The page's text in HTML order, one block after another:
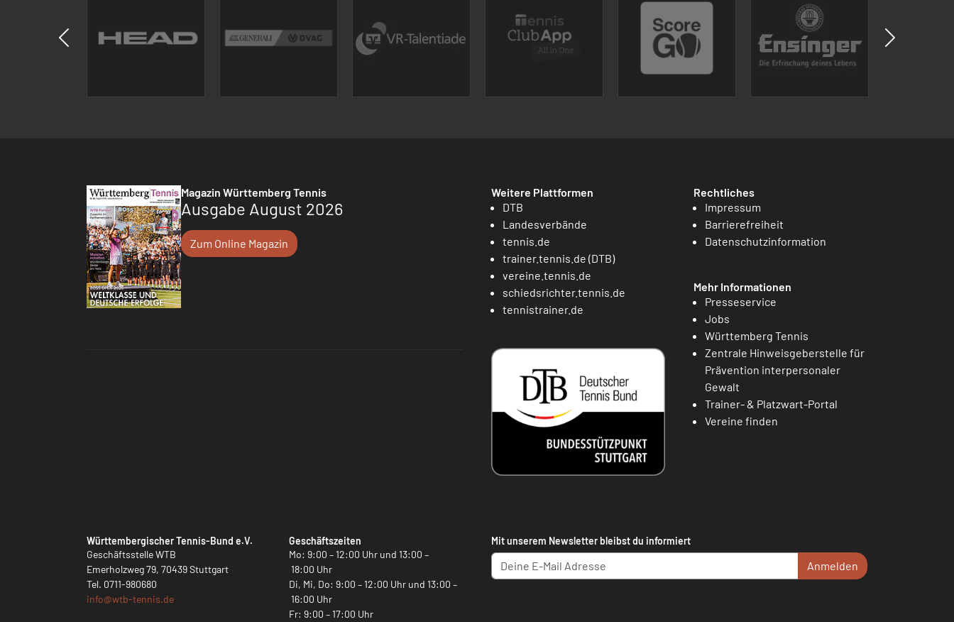
Magazin Württemberg Tennis
Ausgabe August 2026
Zum Online Magazin
Weitere Plattformen
DTB
Landesverbände
tennis.de
trainer.tennis.de (DTB)
vereine.tennis.de
schiedsrichter.tennis.de
tennistrainer.de
Rechtliches
Impressum
Barrierefreiheit
Datenschutzinformation
Mehr Informationen
Presseservice
Jobs
Württemberg Tennis
Zentrale Hinweisgeberstelle für
Prävention interpersonaler
Gewalt
Trainer- & Platzwart-Portal
Vereine finden
Württembergischer Tennis-Bund e.V.
Geschäftsstelle WTB
Emerholzweg 79, 70439 Stuttgart
Tel. 0711-980680
info@wtb-tennis.de
Geschäftszeiten
Mo: 9:00 – 12:00 Uhr und 13:00 –
18:00 Uhr
Di, Mi, Do: 9:00 – 12:00 Uhr und 13:00 –
16:00 Uhr
Fr: 9:00 – 17:00 Uhr
Mit unserem Newsletter bleibst du informiert
Anmelden